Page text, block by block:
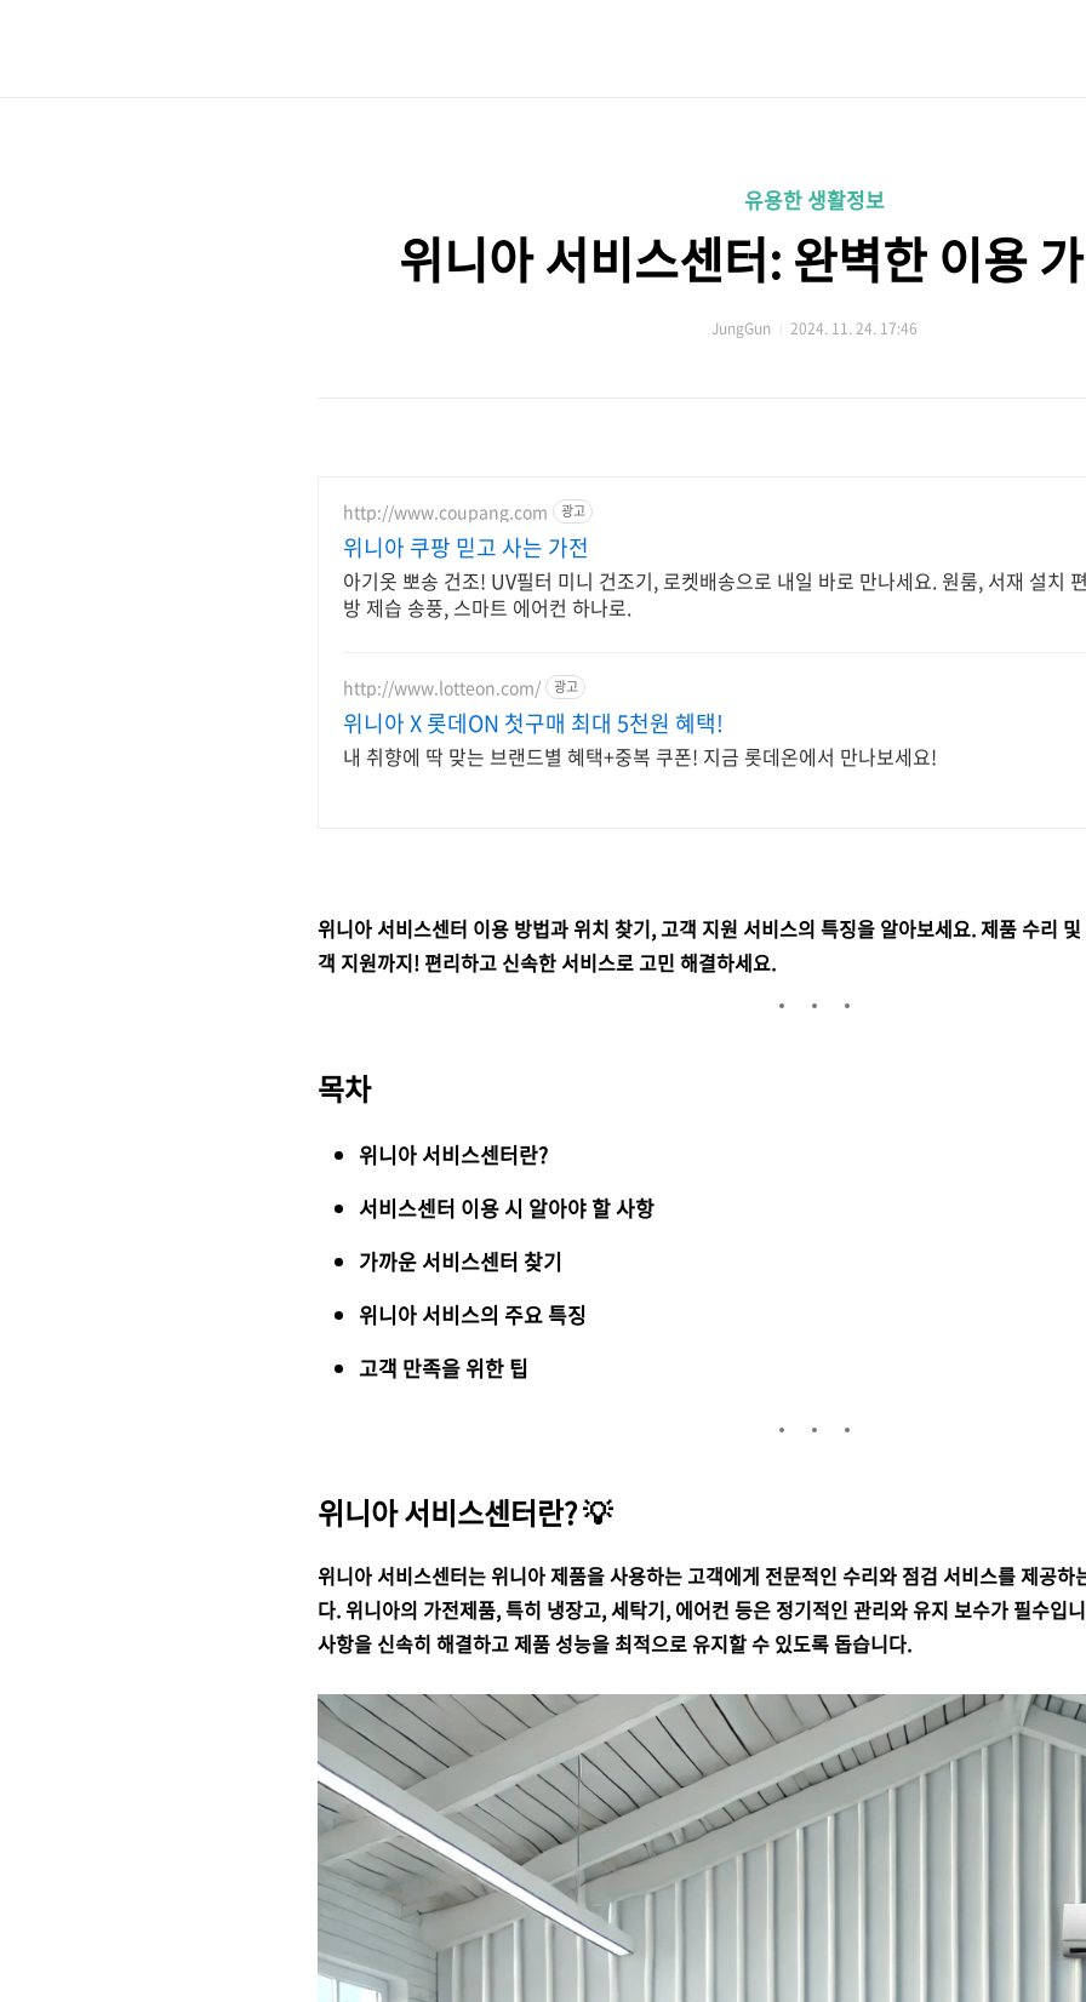
유용한 생활정보
위니아 서비스센터: 완벽한 이용
JungGun 2024. 11. 24. 17:46
http://www.coupang.com 광고
위니아 쿠팡 믿고 사는 가전
아기옷 뽀송 건조! UV필터 미니 건조기, 로켓배송으로 내일 바로 만나세요. 원룸, 서재 설치
방 제습 송풍, 스마트 에어컨 하나로.
http://www.lotteon.com/ 광고
위니아 X 롯데ON 첫구매 최대 5천원 혜택!
내 취향에 딱 맞는 브랜드별 혜택+중복 쿠폰! 지금 롯데온에서 만나보세요!
위니아 서비스센터 이용 방법과 위치 찾기, 고객 지원 서비스의 특징을 알아보세요. 제품 수리
객 지원까지! 편리하고 신속한 서비스로 고민 해결하세요.
목차
위니아 서비스센터란?
서비스센터 이용 시 알아야 할 사항
가까운 서비스센터 찾기
위니아 서비스의 주요 특징
고객 만족을 위한 팁
위니아 서비스센터란? 💡
위니아 서비스센터는 위니아 제품을 사용하는 고객에게 전문적인 수리와 점검 서비스를 제공하
다. 위니아의 가전제품, 특히 냉장고, 세탁기, 에어컨 등은 정기적인 관리와 유지 보수가 필수입
사항을 신속히 해결하고 제품 성능을 최적으로 유지할 수 있도록 돕습니다.